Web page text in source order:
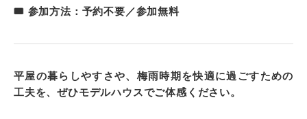
🎟️ 参加方法：予約不要／参加無料
平屋の暮らしやすさや、梅雨時期を快適に過ごすための
工夫を、ぜひモデルハウスでご体感ください。